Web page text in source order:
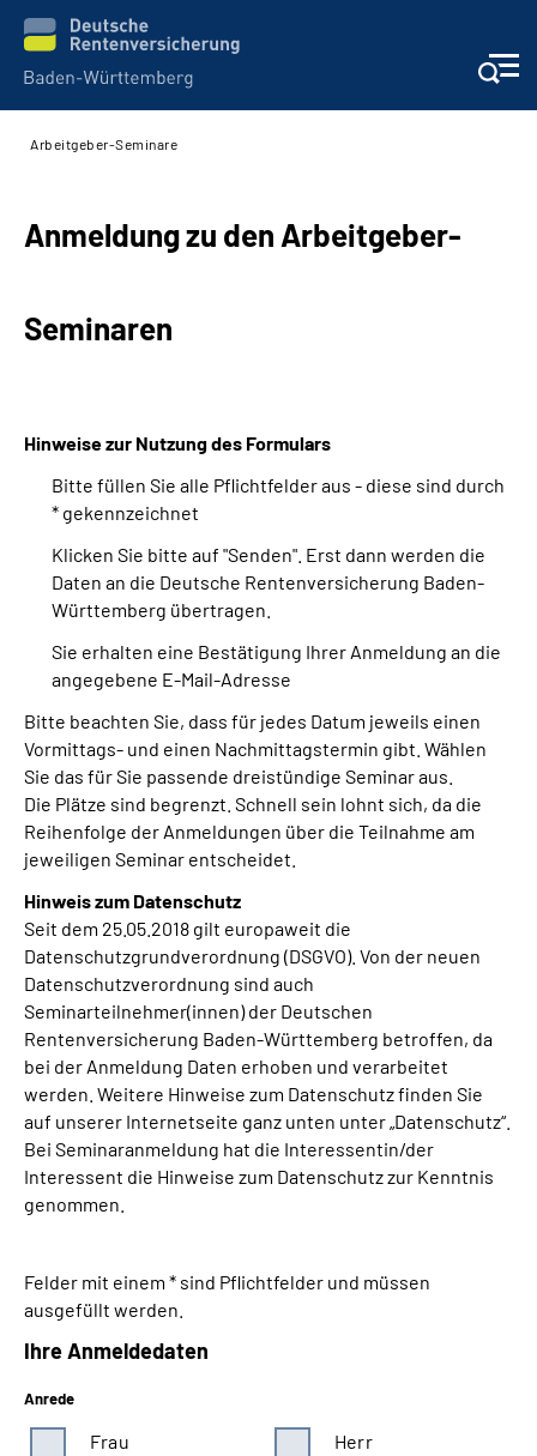
Beratung und Kontakt
Kunden
Über uns
Inhalte in Gebärdensprache (DGS)
Leichte Sprache
Suche
Mein Kundenportal
Arbeitgeber-Seminare
Anmeldung zu den Arbeitgeber-
Seminaren
Hinweise zur Nutzung des Formulars
Bitte füllen Sie alle Pflichtfelder aus - diese sind durch
* gekennzeichnet
Klicken Sie bitte auf "Senden". Erst dann werden die
Daten an die Deutsche Rentenversicherung Baden-
Württemberg übertragen.
Sie erhalten eine Bestätigung Ihrer Anmeldung an die
angegebene E-Mail-Adresse
Bitte beachten Sie, dass für jedes Datum jeweils einen
Vormittags- und einen Nachmittagstermin gibt. Wählen
Sie das für Sie passende dreistündige Seminar aus.
Die Plätze sind begrenzt. Schnell sein lohnt sich, da die
Reihenfolge der Anmeldungen über die Teilnahme am
jeweiligen Seminar entscheidet.
Hinweis zum Datenschutz
Seit dem 25.05.2018 gilt europaweit die
Datenschutzgrundverordnung (DSGVO). Von der neuen
Datenschutzverordnung sind auch
Seminarteilnehmer(innen) der Deutschen
Rentenversicherung Baden-Württemberg betroffen, da
bei der Anmeldung Daten erhoben und verarbeitet
werden. Weitere Hinweise zum Datenschutz finden Sie
auf unserer Internetseite ganz unten unter „Datenschutz“.
Bei Seminaranmeldung hat die Interessentin/der
Interessent die Hinweise zum Datenschutz zur Kenntnis
genommen.
Felder mit einem * sind Pflichtfelder und müssen
ausgefüllt werden.
Ihre Anmeldedaten
Anrede
Frau
Herr